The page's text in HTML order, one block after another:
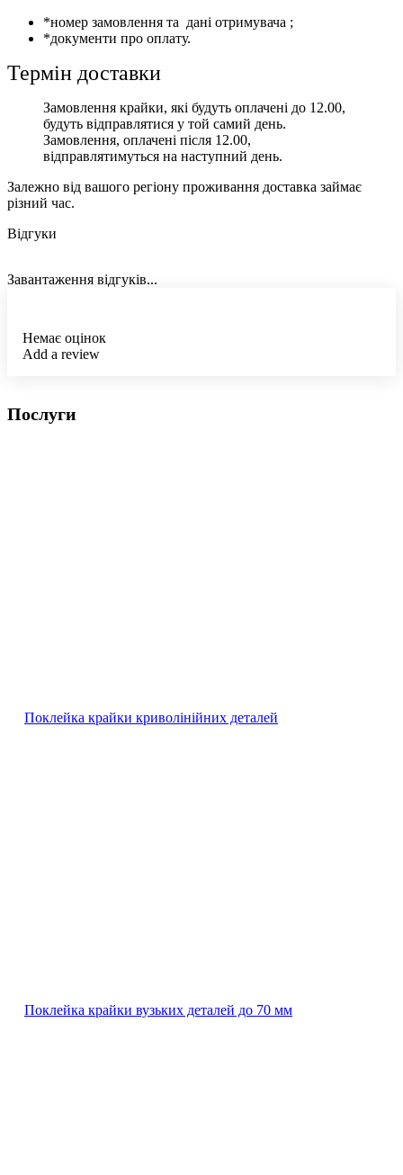
*номер замовлення та дані отримувача ;
*документи про оплату.
Термін доставки
Замовлення крайки, які будуть оплачені до 12.00,
будуть відправлятися у той самий день.
Замовлення, оплачені після 12.00,
відправлятимуться на наступний день.
Залежно від вашого регіону проживання доставка займає
різний час.
Відгуки
Завантаження відгуків...
Немає оцінок
Add a review
Послуги
Поклейка крайки криволінійних деталей
Поклейка крайки вузьких деталей до 70 мм